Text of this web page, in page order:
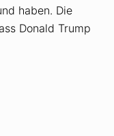
haben. Die
Donald Trump